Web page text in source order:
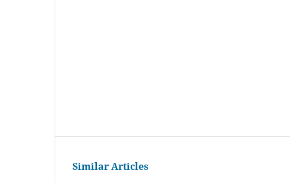
Similar Articles